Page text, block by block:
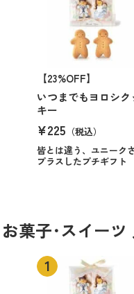
【23%OFF】
いつまでもヨロシク
キー
¥225 （税込）
皆とは違う、ユニーク
プラスしたプチギフト
お菓子･スイー